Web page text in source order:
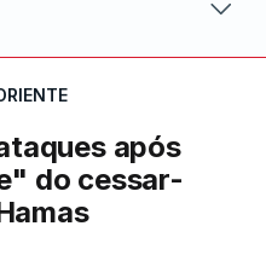
após
do cessar-